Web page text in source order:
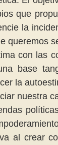
que
la
queremos
con las
base
la
nuestra
al crear